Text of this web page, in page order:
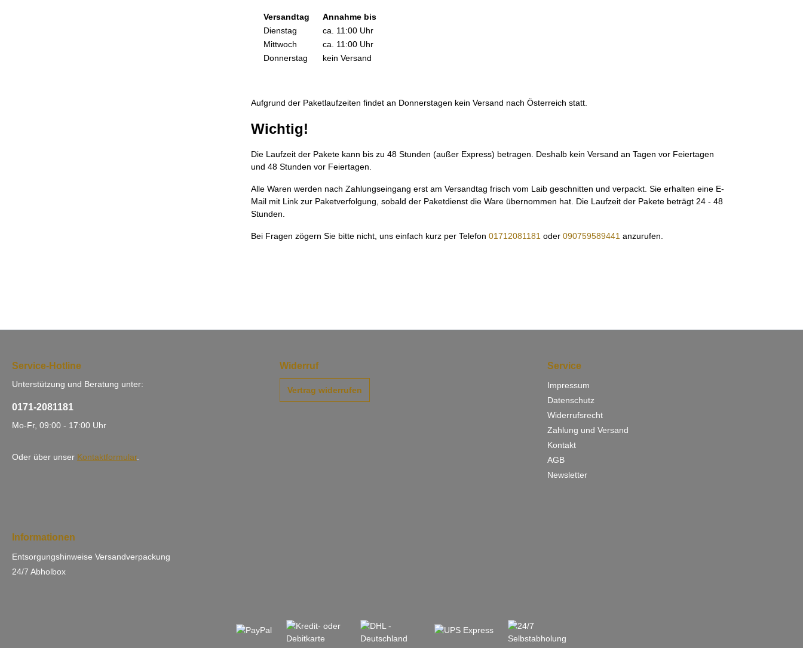
Versandtag
Annahme bis
Dienstag
ca. 11:00 Uhr
Mittwoch
ca. 11:00 Uhr
Donnerstag
kein Versand
Aufgrund der Paketlaufzeiten findet an Donnerstagen kein Versand nach Österreich statt.
Wichtig!
Die Laufzeit der Pakete kann bis zu 48 Stunden (außer Express) betragen. Deshalb kein Versand an Tagen vor Feiertagen
und 48 Stunden vor Feiertagen.
Alle Waren werden nach Zahlungseingang erst am Versandtag frisch vom Laib geschnitten und verpackt. Sie erhalten eine E-
Mail mit Link zur Paketverfolgung, sobald der Paketdienst die Ware übernommen hat. Die Laufzeit der Pakete beträgt 24 - 48
Stunden.
Bei Fragen zögern Sie bitte nicht, uns einfach kurz per Telefon 01712081181 oder 090759589441 anzurufen.
Service-Hotline
Unterstützung und Beratung unter:
0171-2081181
Mo-Fr, 09:00 - 17:00 Uhr
Oder über unser Kontaktformular.
Widerruf
Vertrag widerrufen
Service
Impressum
Datenschutz
Widerrufsrecht
Zahlung und Versand
Kontakt
AGB
Newsletter
Informationen
Entsorgungshinweise Versandverpackung
24/7 Abholbox